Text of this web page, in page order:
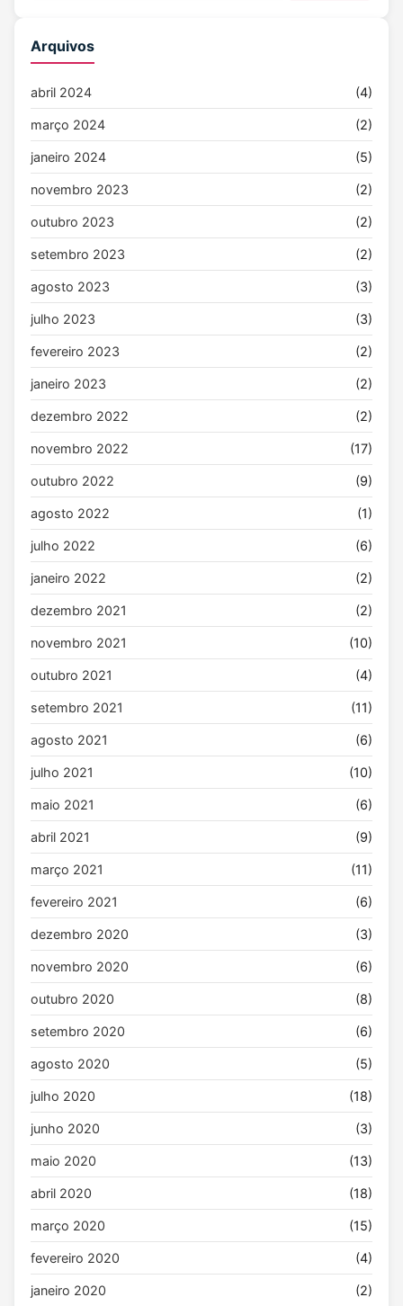
Arquivos
abril 2024 (4)
março 2024 (2)
janeiro 2024 (5)
novembro 2023 (2)
outubro 2023 (2)
setembro 2023 (2)
agosto 2023 (3)
julho 2023 (3)
fevereiro 2023 (2)
janeiro 2023 (2)
dezembro 2022 (2)
novembro 2022 (17)
outubro 2022 (9)
agosto 2022 (1)
julho 2022 (6)
janeiro 2022 (2)
dezembro 2021 (2)
novembro 2021 (10)
outubro 2021 (4)
setembro 2021 (11)
agosto 2021 (6)
julho 2021 (10)
maio 2021 (6)
abril 2021 (9)
março 2021 (11)
fevereiro 2021 (6)
dezembro 2020 (3)
novembro 2020 (6)
outubro 2020 (8)
setembro 2020 (6)
agosto 2020 (5)
julho 2020 (18)
junho 2020 (3)
maio 2020 (13)
abril 2020 (18)
março 2020 (15)
fevereiro 2020 (4)
janeiro 2020 (2)